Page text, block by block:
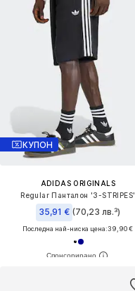
КУПОН
ADIDAS ORIGINALS
Regular Панталон '3-STRIPES'
35,91 € (70,23 лв.³)
Последна най-ниска цена:39,90 €